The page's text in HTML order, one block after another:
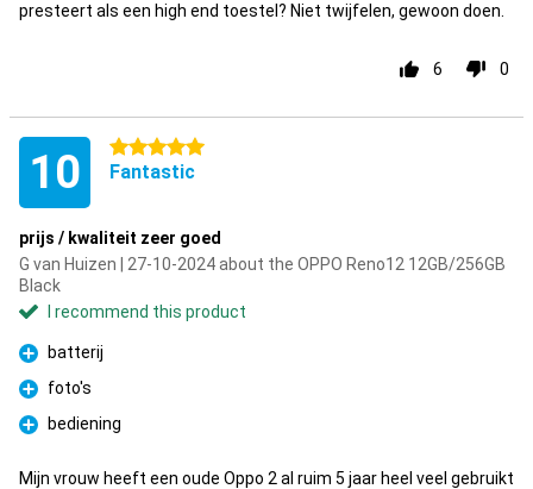
presteert als een high end toestel? Niet twijfelen, gewoon doen.
6 0
10 5 stars
Fantastic
prijs / kwaliteit zeer goed
G van Huizen | 27-10-2024 about the OPPO Reno12 12GB/256GB
Black
I recommend this product
Pro
batterij
Pro
foto's
Pro
bediening
Mijn vrouw heeft een oude Oppo 2 al ruim 5 jaar heel veel gebruikt